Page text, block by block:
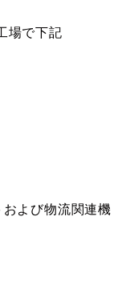
場で下記
よび物流関連機